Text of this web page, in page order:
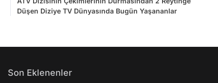
Düşen Diziye TV Dünyasında Bugün Yaşananlar
Son Eklenenler